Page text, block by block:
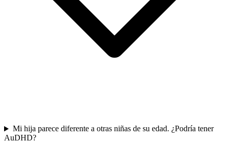
Mi hija parece diferente a otras niñas de su edad. ¿Podría tener
AuDHD?